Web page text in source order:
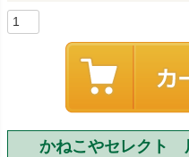
かねこやセレクト